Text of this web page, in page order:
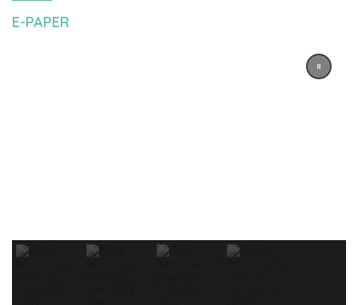
E-PAPER